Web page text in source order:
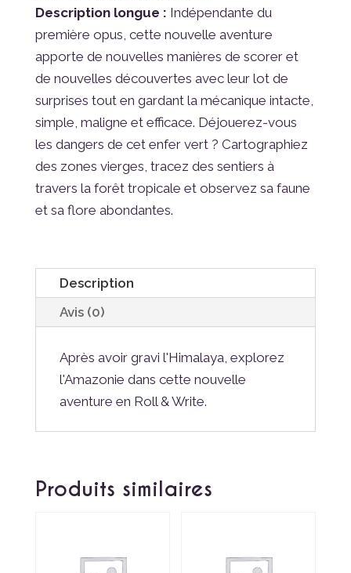
Description longue : Indépendante du
première opus, cette nouvelle aventure
apporte de nouvelles manières de scorer et
de nouvelles découvertes avec leur lot de
surprises tout en gardant la mécanique intacte,
simple, maligne et efficace. Déjouerez-vous
les dangers de cet enfer vert ? Cartographiez
des zones vierges, tracez des sentiers à
travers la forêt tropicale et observez sa faune
et sa flore abondantes.
Description
Avis (0)
Après avoir gravi l'Himalaya, explorez
l'Amazonie dans cette nouvelle
aventure en Roll & Write.
Produits similaires